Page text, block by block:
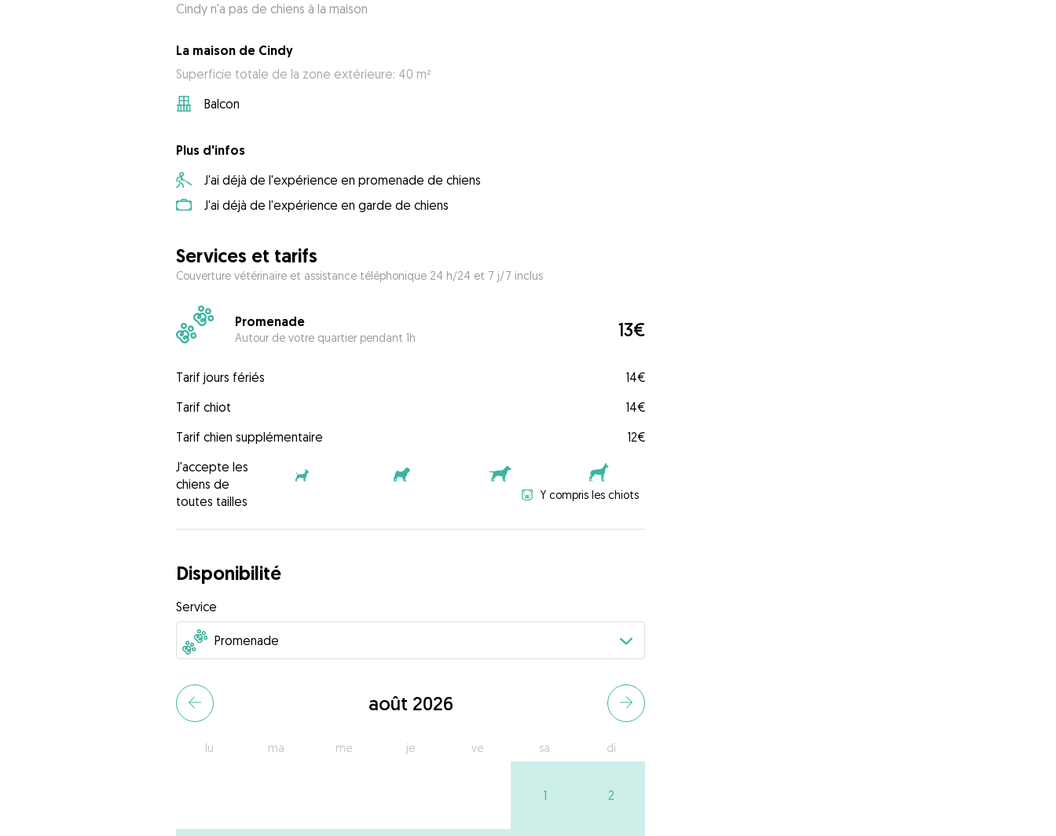
Cindy n'a pas de chiens à la maison
La maison de Cindy
Superficie totale de la zone extérieure: 40 m²
Balcon
Plus d'infos
J'ai déjà de l'expérience en promenade de chiens
J'ai déjà de l'expérience en garde de chiens
Services et tarifs
Couverture vétérinaire et assistance téléphonique 24 h/24 et 7 j/7 inclus
Promenade
Autour de votre quartier pendant 1h 13€
Tarif jours fériés
14€
Tarif chiot
14€
Tarif chien supplémentaire
12€
J'accepte les
chiens de
toutes tailles
Y compris les chiots
Disponibilité
Service
août 2026
lu ma me je ve sa di
1 2